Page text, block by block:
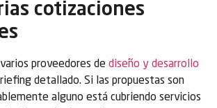
cotizaciones
proveedores de diseño y desarrollo
detallado. Si las propuestas son
alguno está cubriendo servicios